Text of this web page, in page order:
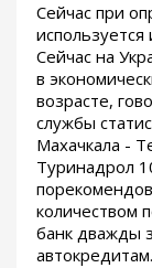
Сейчас при
Сейчас на
в
возрасте,
службы
Махачкала -
Туринадрол
количеством
банк дважды
автокредитам.